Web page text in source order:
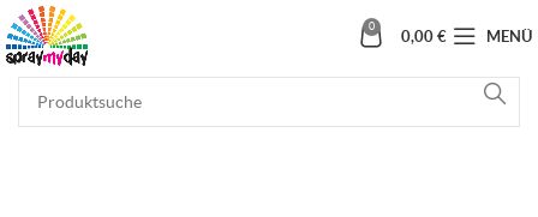
0
0,00 € MENÜ